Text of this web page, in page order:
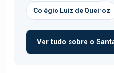
Colégio Luiz de Queiroz
Ver tudo sobre o